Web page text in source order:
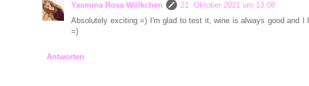
Yasmina Rosa Wölkchen
21. Oktober 2021 um 13:08
Absolutely exciting =) I'm glad to test it, wine is always good and I
=)
Antworten